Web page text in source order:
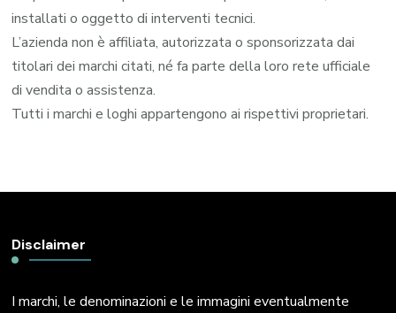
installati o oggetto di interventi tecnici.
L’azienda non è affiliata, autorizzata o sponsorizzata dai
titolari dei marchi citati, né fa parte della loro rete ufficiale
di vendita o assistenza.
Tutti i marchi e loghi appartengono ai rispettivi proprietari.
Disclaimer
I marchi, le denominazioni e le immagini eventualmente